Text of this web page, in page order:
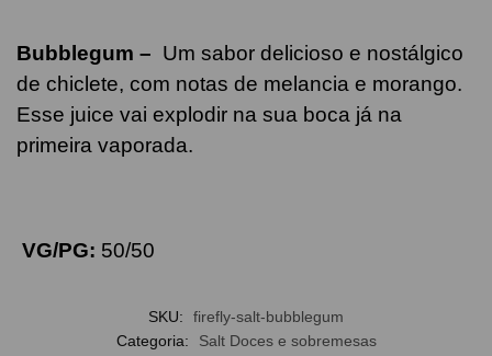
Bubblegum – Um sabor delicioso e nostálgico
de chiclete, com notas de melancia e morango.
Esse juice vai explodir na sua boca já na
primeira vaporada.
VG/PG: 50/50
SKU:
firefly-salt-bubblegum
Categoria:
Salt Doces e sobremesas